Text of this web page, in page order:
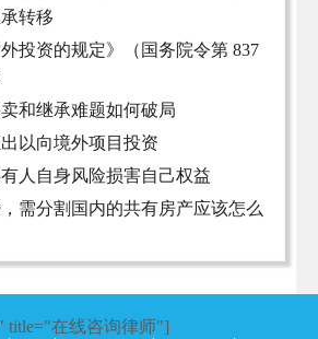
转移
外投资的规定》（国务院令第 837
卖和继承难题如何破局
以向境外项目投资
人自身风险损害自己权益
需分割国内的共有房产应该怎么
title="在线咨询律师"]